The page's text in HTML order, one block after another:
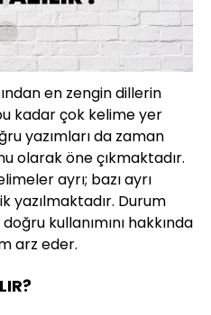
en zengin dillerin
kadar çok kelime yer
yazımları da zaman
olarak öne çıkmaktadır.
ayrı; bazı ayrı
yazılmaktadır. Durum
kullanımını hakkında
arz eder.